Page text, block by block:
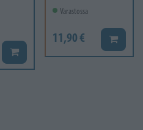
Lisää koriin
Varastossa
11,90 € Lisää